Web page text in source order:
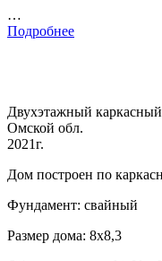
…
Подробнее
Двухэтажный
Омской обл.
2021г.
Дом построен по
Фундамент: свайный
Размер дома: 8х8,3